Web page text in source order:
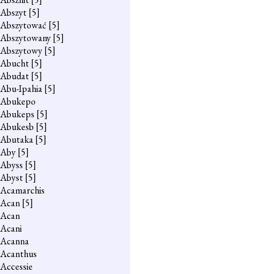
Abszyt[5]
Abszytować [5]
Abszytowany[5]
Abszytowy[5]
Abucht[5]
Abudat[5]
Abu-Ipahia[5]
Abukepo
Abukeps [5]
Abukesb [5]
Abutaka[5]
Aby[5]
Abyss [5]
Abyst[5]
Acamarchis
Acan[5]
Acan
Acani
Acanna
Acanthus
Accessie